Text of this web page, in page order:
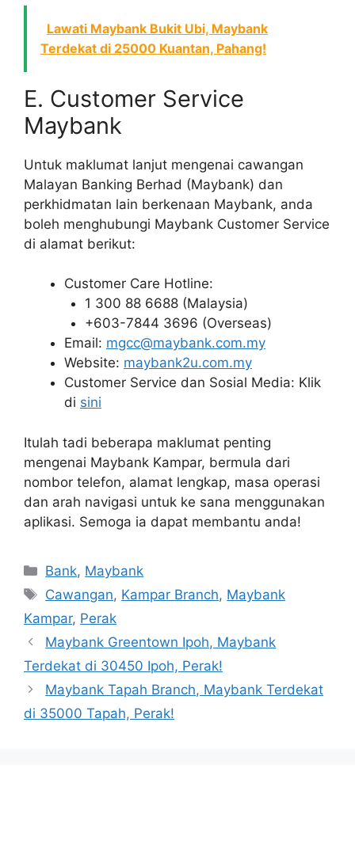
Lawati Maybank Bukit Ubi, Maybank
Terdekat di 25000 Kuantan, Pahang!
E. Customer Service
Maybank
Untuk maklumat lanjut mengenai cawangan
Malayan Banking Berhad (Maybank) dan
perkhidmatan lain berkenaan Maybank, anda
boleh menghubungi Maybank Customer Service
di alamat berikut:
Customer Care Hotline:
1 300 88 6688 (Malaysia)
+603-7844 3696 (Overseas)
Email: mgcc@maybank.com.my
Website: maybank2u.com.my
Customer Service dan Sosial Media: Klik
di sini
Itulah tadi beberapa maklumat penting
mengenai Maybank Kampar, bermula dari
nombor telefon, alamat lengkap, masa operasi
dan arah navigasi untuk ke sana menggunakan
aplikasi. Semoga ia dapat membantu anda!
Categories
Bank, Maybank
Tags
Cawangan, Kampar Branch, Maybank
Kampar, Perak
Maybank Greentown Ipoh, Maybank
Terdekat di 30450 Ipoh, Perak!
Maybank Tapah Branch, Maybank Terdekat
di 35000 Tapah, Perak!